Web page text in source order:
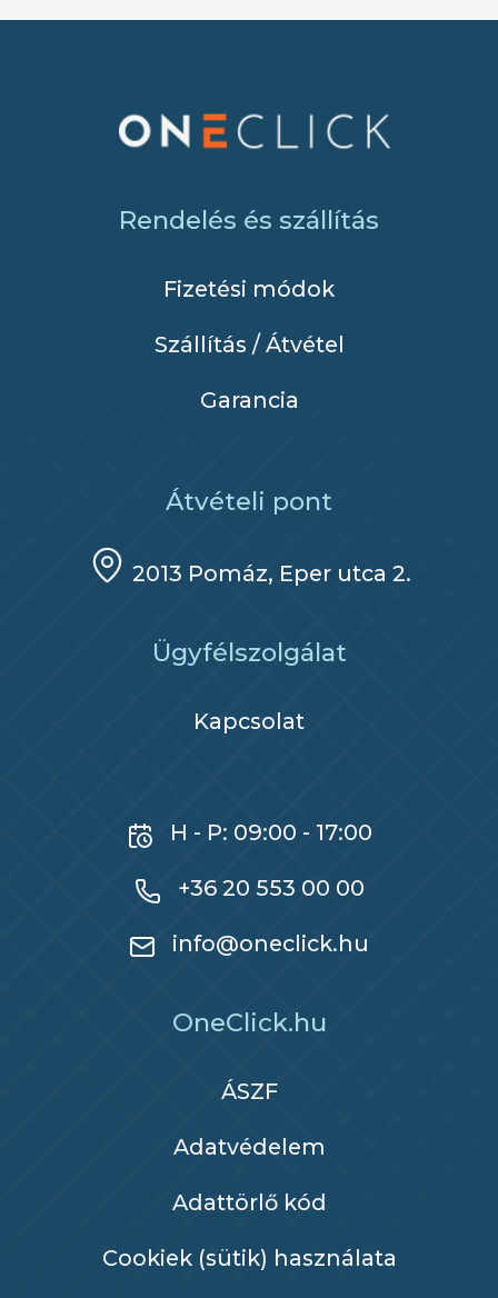
Rendelés és szállítás
Fizetési módok
Szállítás / Átvétel
Garancia
Átvételi pont
2013 Pomáz, Eper utca 2.
Ügyfélszolgálat
Kapcsolat
H - P: 09:00 - 17:00
+36 20 553 00 00
info@oneclick.hu
OneClick.hu
ÁSZF
Adatvédelem
Adattörlő kód
Cookiek (sütik) használata